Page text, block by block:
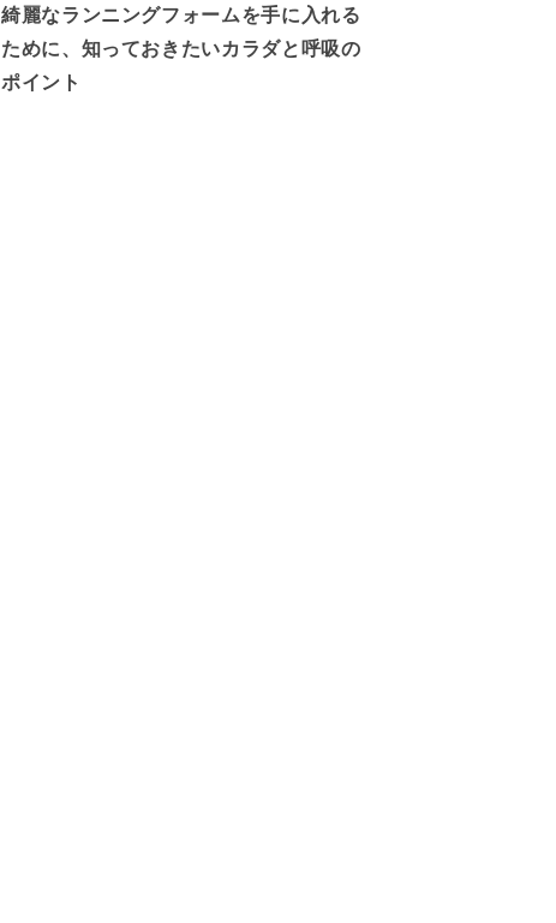
綺麗なランニングフォームを手に入れる
ために、知っておきたいカラダと呼吸の
ポイント